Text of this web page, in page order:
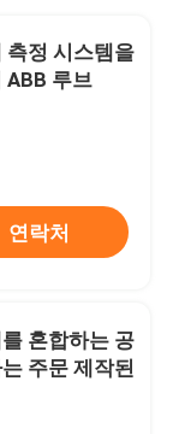
측정 시스템을
ABB 루브
연락처
혼합하는 공
주문 제작된